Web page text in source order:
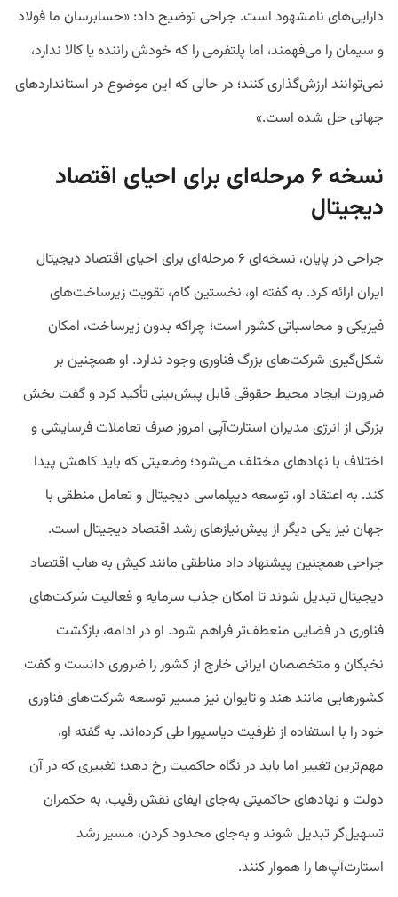
دارایی‌های نامشهود است. جراحی توضیح داد: «حسابرسان ما فولاد
و سیمان را می‌فهمند، اما پلتفرمی را که خودش راننده یا کالا ندارد،
نمی‌توانند ارزش‌گذاری کنند؛ در حالی که این موضوع در استانداردهای
جهانی حل شده است.»
نسخه
۶ مرحله‌ای برای احیای اقتصاد
دیجیتال
جراحی در پایان، نسخه‌ای ۶ مرحله‌ای برای احیای اقتصاد دیجیتال
ایران ارائه کرد. به گفته او، نخستین گام، تقویت زیرساخت‌های
فیزیکی و محاسباتی کشور است؛ چراکه بدون زیرساخت، امکان
شکل‌گیری شرکت‌های بزرگ فناوری وجود ندارد. او همچنین بر
ضرورت ایجاد محیط حقوقی قابل پیش‌بینی تأکید کرد و گفت بخش
بزرگی از انرژی مدیران استارت‌آپی امروز صرف تعاملات فرسایشی و
اختلاف با نهادهای مختلف می‌شود؛ وضعیتی که باید کاهش پیدا
کند. به اعتقاد او، توسعه دیپلماسی دیجیتال و تعامل منطقی با
جهان نیز یکی دیگر از پیش‌نیازهای رشد اقتصاد دیجیتال است.
جراحی همچنین پیشنهاد داد مناطقی مانند کیش به هاب اقتصاد
دیجیتال تبدیل شوند تا امکان جذب سرمایه و فعالیت شرکت‌های
فناوری در فضایی منعطف‌تر فراهم شود. او در ادامه، بازگشت
نخبگان و متخصصان ایرانی خارج از کشور را ضروری دانست و گفت
کشورهایی مانند هند و تایوان نیز مسیر توسعه شرکت‌های فناوری
خود را با استفاده از ظرفیت دیاسپورا طی کرده‌اند. به گفته او،
مهم‌ترین تغییر اما باید در نگاه حاکمیت رخ دهد؛ تغییری که در آن
دولت و نهادهای حاکمیتی به‌جای ایفای نقش رقیب، به حکمران
تسهیل‌گر تبدیل شوند و به‌جای محدود کردن، مسیر رشد
استارت‌آپ‌ها را هموار کنند.